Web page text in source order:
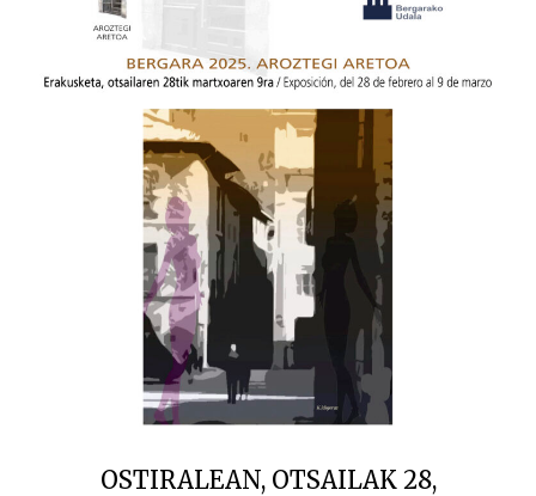
OSTIRALEAN, OTSAILAK 28,